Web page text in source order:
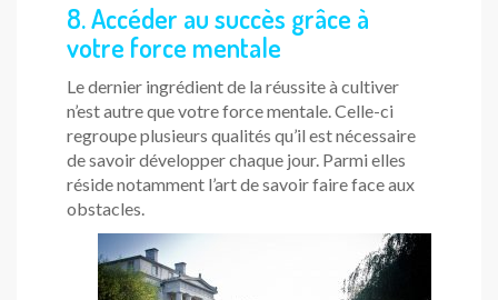
8. Accéder au succès grâce à
votre force mentale
Le dernier ingrédient de la réussite à cultiver
n’est autre que votre force mentale. Celle-ci
regroupe plusieurs qualités qu’il est nécessaire
de savoir développer chaque jour. Parmi elles
réside notamment l’art de savoir faire face aux
obstacles.